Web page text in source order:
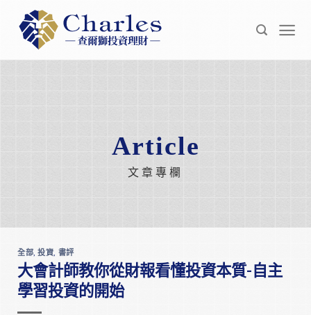
content
Article
文章專欄
全部 ,投資 書評
大會計師教你從財報看懂投資本質-自主
學習投資的開始